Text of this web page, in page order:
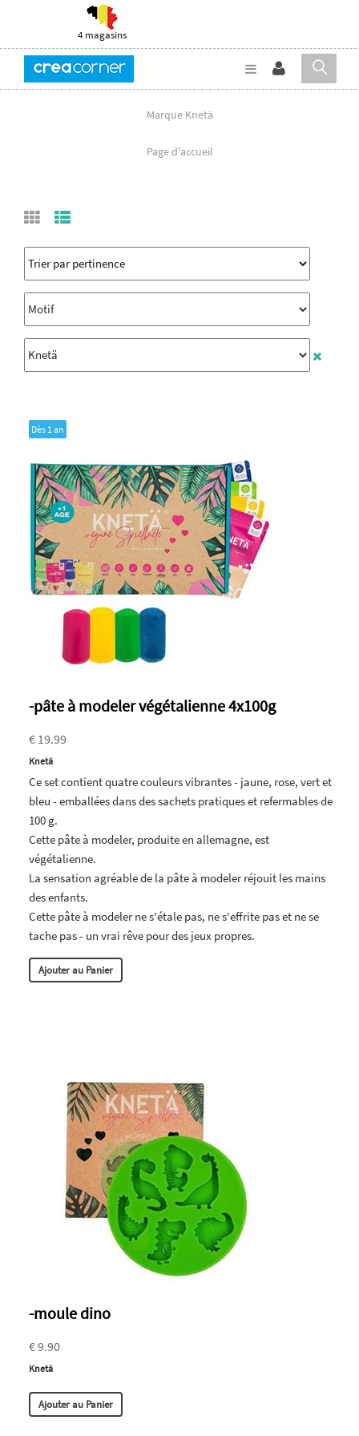
4 magasins
Marque Knetä
Page d'accueil
Dès 1 an
-pâte à modeler végétalienne 4x100g
€ 19.99
Knetä
Ce set contient quatre couleurs vibrantes - jaune, rose, vert et
bleu - emballées dans des sachets pratiques et refermables de
100 g.
Cette pâte à modeler, produite en allemagne, est
végétalienne.
La sensation agréable de la pâte à modeler réjouit les mains
des enfants.
Cette pâte à modeler ne s'étale pas, ne s'effrite pas et ne se
tache pas - un vrai rêve pour des jeux propres.
Ajouter au Panier
-moule dino
€ 9.90
Knetä
Ajouter au Panier